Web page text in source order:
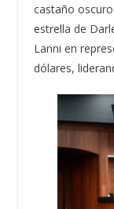
castaño
estrella de
Lanni en
dólares,